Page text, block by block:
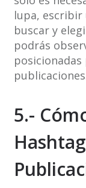
lupa, escribir
buscar y
podrás
5.-